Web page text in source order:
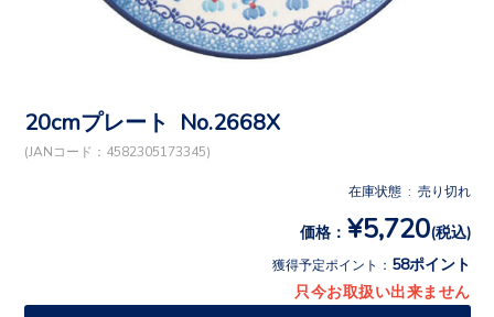
20cmプレート No.2668X
(JANコード：4582305173345)
在庫状態 : 売り切れ
価格： ¥5,720(税込)
獲得予定ポイント： 58ポイント
只今お取扱い出来ません